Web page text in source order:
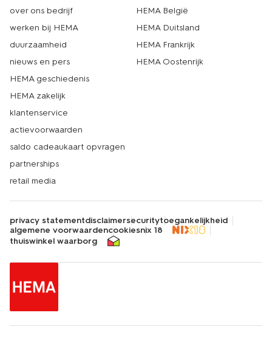
over ons bedrijf
werken bij HEMA
duurzaamheid
nieuws en pers
HEMA geschiedenis
HEMA zakelijk
klantenservice
actievoorwaarden
saldo cadeaukaart opvragen
partnerships
retail media
HEMA België
HEMA Duitsland
HEMA Frankrijk
HEMA Oostenrijk
privacy statementdisclaimersecuritytoegankelijkheid
algemene voorwaardencookiesnix 18
thuiswinkel waarborg